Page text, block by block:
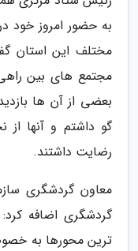
به حضور امروز خود
مختلف این استان
مجتمع های بین راهی
بعضی از آن ها
گو داشتم و آنها از
رضایت داشتند.
معاون گردشگری
گردشگری اضافه
ترین محورها به